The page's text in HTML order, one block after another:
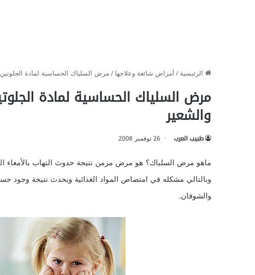
الرئيسية/أمراض شائعة وعلاجها/مرض السلياك الحساسية لمادة
مرض السلياك الحساسية لمادة
والشعير
طبيب العرب 26 نوفمبر 2008
ماهو مرض السلياك؟ هو مرض مزمن نتيجة حدوث التهاب بالأمعاء
وبالتالي مشكله في امتصاص المواد الغذائية ويحدث نتيجة وجود
والشوفان.